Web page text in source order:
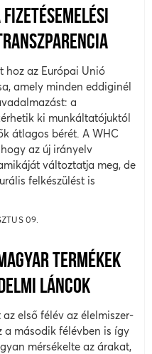
hoz az Európai Unió
amely minden eddiginél
a
ki munkáltatójuktól
átlagos bérét. A WHC
az új irányelv
változtatja meg, de
felkészülést is
09.
TERMÉKEK
LÁNCOK
első félév az élelmiszer-
a második félévben is így
mérsékelte az árakat,